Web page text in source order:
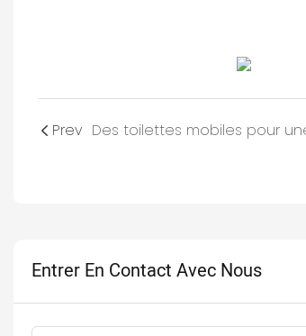
Prev
Entrer En Contact Avec Nous